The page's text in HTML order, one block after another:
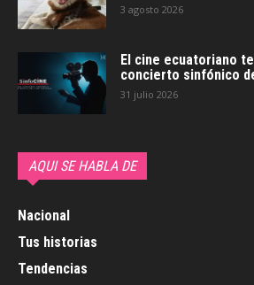
3 agosto 2026
El cine ecuatoriano
concierto sinfónico
31 julio 2026
AQUI SE HABLA DE
Nacional
Tus historias
Tendencias